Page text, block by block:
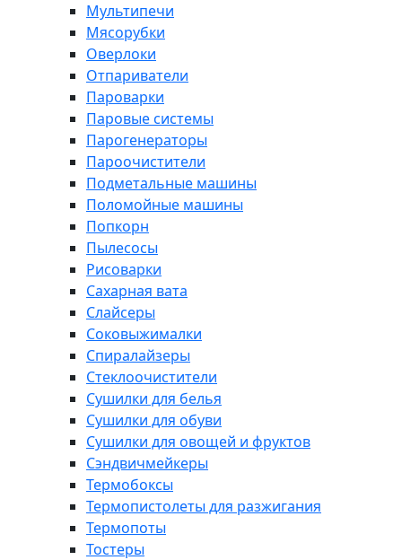
Мультипечи
Мясорубки
Оверлоки
Отпариватели
Пароварки
Паровые системы
Парогенераторы
Пароочистители
Подметальные машины
Поломойные машины
Попкорн
Пылесосы
Рисоварки
Сахарная вата
Слайсеры
Соковыжималки
Спиралайзеры
Стеклоочистители
Сушилки для белья
Сушилки для обуви
Сушилки для овощей и фруктов
Сэндвичмейкеры
Термобоксы
Термопистолеты для разжигания
Термопоты
Тостеры